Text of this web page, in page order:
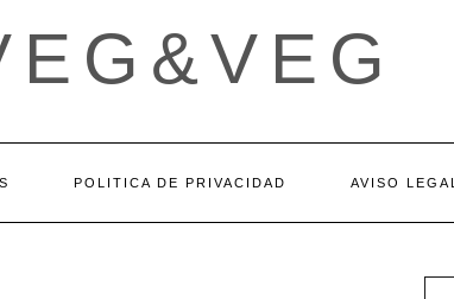
POLITICA DE PRIVACIDAD AVISO LEGAL